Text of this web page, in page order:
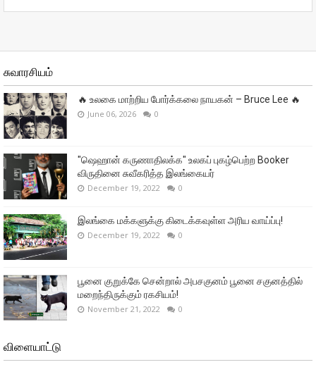
சுவாரசியம்
🔥 உலகை மாற்றிய போர்க்கலை நாயகன் – Bruce Lee 🔥
June 06, 2026 0
"ஷெஹான் கருணாதிலக்க" உலகப் புகழ்பெற்ற Booker
விருதினை சுவீகரித்த இலங்கையர்
December 19, 2022 0
இலங்கை மக்களுக்கு கிடைக்கவுள்ள அரிய வாய்ப்பு!
December 19, 2022 0
பூனை குறுக்கே சென்றால் அபசகுனம் பூனை சகுனத்தில்
மறைந்திருக்கும் ரகசியம்!
November 21, 2022 0
விளையாட்டு